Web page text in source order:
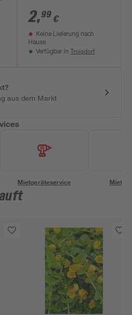
2,99 €
Keine Lieferung nach
Hause
Verfügbar in Troisdorf
aus dem Markt
Mietgeräteservice